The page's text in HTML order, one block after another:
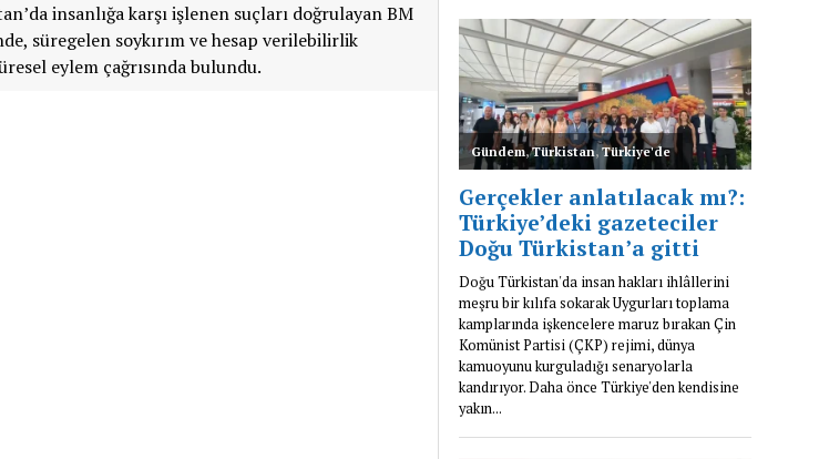
insanlığa karşı işlenen suçları doğrulayan BM
süregelen soykırım ve hesap verilebilirlik
eylem çağrısında bulundu.